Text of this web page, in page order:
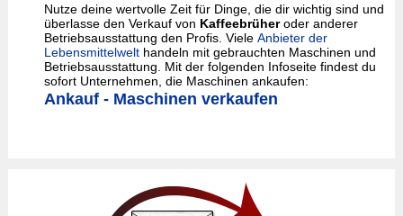
Nutze deine wertvolle Zeit für Dinge, die dir wichtig sind und
überlasse den Verkauf von Kaffeebrüheroder anderer
Betriebsausstattung den Profis. Viele Anbieter der
Lebensmittelwelthandeln mit gebrauchten Maschinen und
Betriebsausstattung. Mit der folgenden Infoseite findest du
sofort Unternehmen, die Maschinen ankaufen:
Ankauf - Maschinen verkaufen